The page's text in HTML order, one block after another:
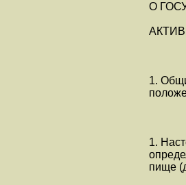
О
1.
1.
пище